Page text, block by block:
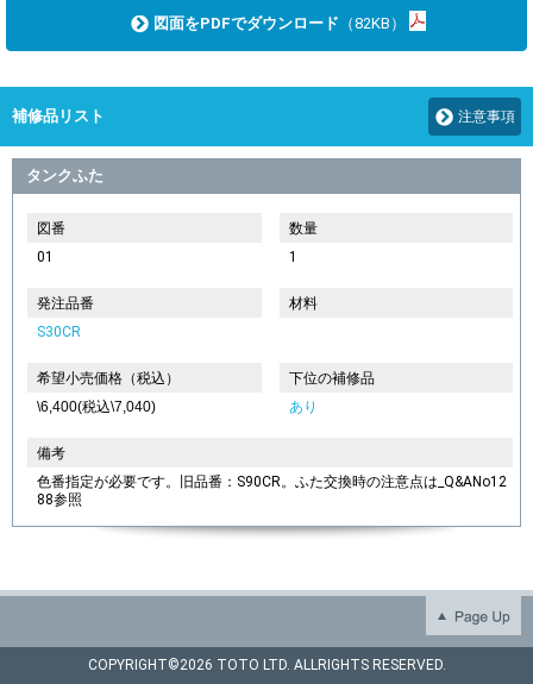
図面をPDFでダウンロード （82KB）
補修品リスト 注意事項
タンクふた
図番
01
数量
1
発注品番
S30CR
材料
希望小売価格（税込）
\6,400(税込\7,040)
下位の補修品
あり
備考
色番指定が必要です。旧品番：S90CR。ふた交換時の注意点は_Q&ANo12
88参照
COPYRIGHT©2026 TOTO LTD. ALLRIGHTS RESERVED.